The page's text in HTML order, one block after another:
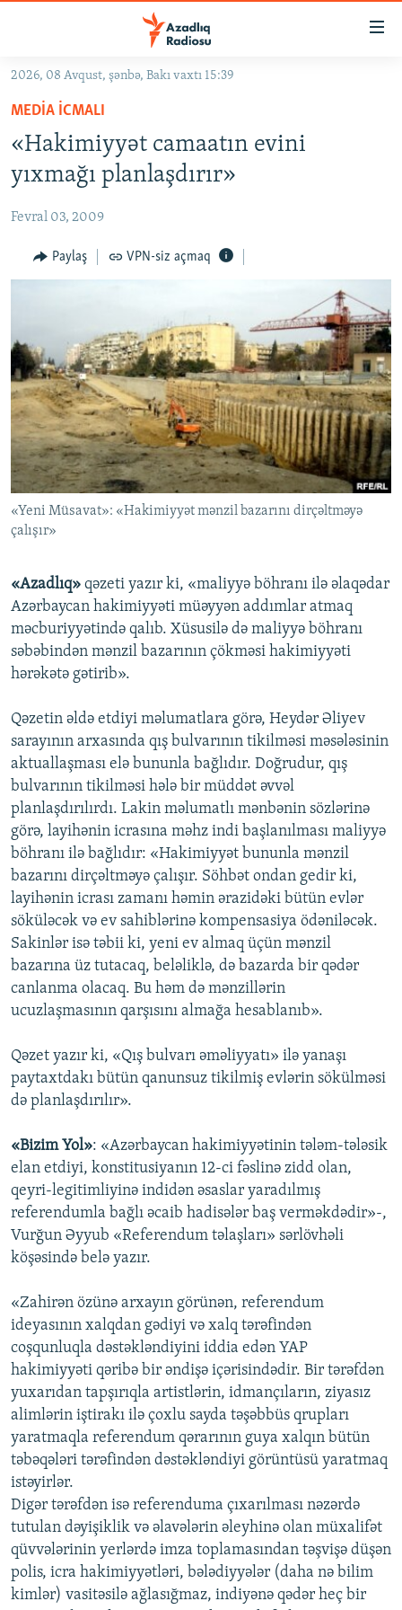
Əsas
qayıt
Əsas
naviqasiyaya
qayıt
Axtarışa
GÜNDƏM
#İZAHLA
KORRUPSIOMETR
#ƏSLINDƏ
FƏRQƏ BAX
QANUNI DOĞRU
VIDEO
FOTOQALEREYA
İNFOQRAFIKA
KARIKATURA
RADIO ARXIV
OXU ZALI
AZƏRBAYCAN ƏDƏBIYYATI KITABXANASI
İSLAM VƏ DEMOKRATIYA
İZ - MƏDƏNIYYƏT PROQRAMI
HAQQIMIZDA
MISSIYAMIZ
PEŞƏ ETIKASI VƏ JURNALISTIKA STANDARTLARIMIZ
MATERIALLARIMIZDAN ISTIFADƏ
AZADLIQRADIOSU MOBIL TELEFONUNUZDA
XƏBƏR BÜLLETENLƏRIMIZ
BIZI IZLƏ
RFE/RL-in bütün saytları
2026, 08 Avqust, şənbə, Bakı vaxtı 15:39
MEDIA ICMALI
«Hakimiyyət camaatın evini
yıxmağı planlaşdırır»
Fevral 03, 2009
Paylaş VPN-siz açmaq
«Yeni Müsavat»: «Hakimiyyət mənzil bazarını dirçəltməyə
çalışır»
«Azadlıq» qəzeti yazır ki, «maliyyə böhranı ilə əlaqədar
Azərbaycan hakimiyyəti müəyyən addımlar atmaq
məcburiyyətində qalıb. Xüsusilə də maliyyə böhranı
səbəbindən mənzil bazarının çökməsi hakimiyyəti
hərəkətə gətirib».
Qəzetin əldə etdiyi məlumatlara görə, Heydər Əliyev
sarayının arxasında qış bulvarının tikilməsi məsələsinin
aktuallaşması elə bununla bağlıdır. Doğrudur, qış
bulvarının tikilməsi hələ bir müddət əvvəl
planlaşdırılırdı. Lakin məlumatlı mənbənin sözlərinə
görə, layihənin icrasına məhz indi başlanılması maliyyə
böhranı ilə bağlıdır: «Hakimiyyət bununla mənzil
bazarını dirçəltməyə çalışır. Söhbət ondan gedir ki,
layihənin icrası zamanı həmin ərazidəki bütün evlər
söküləcək və ev sahiblərinə kompensasiya ödəniləcək.
Sakinlər isə təbii ki, yeni ev almaq üçün mənzil
bazarına üz tutacaq, beləliklə, də bazarda bir qədər
canlanma olacaq. Bu həm də mənzillərin
ucuzlaşmasının qarşısını almağa hesablanıb».
Qəzet yazır ki, «Qış bulvarı əməliyyatı» ilə yanaşı
paytaxtdakı bütün qanunsuz tikilmiş evlərin sökülməsi
də planlaşdırılır».
«Bizim Yol»: «Azərbaycan hakimiyyətinin tələm-tələsik
elan etdiyi, konstitusiyanın 12-ci fəslinə zidd olan,
qeyri-legitimliyinə indidən əsaslar yaradılmış
referendumla bağlı əcaib hadisələr baş verməkdədir»-,
Vurğun Əyyub «Referendum təlaşları» sərlövhəli
köşəsində belə yazır.
«Zahirən özünə arxayın görünən, referendum
ideyasının xalqdan gədiyi və xalq tərəfindən
coşqunluqla dəstəkləndiyini iddia edən YAP
hakimiyyəti qəribə bir əndişə içərisindədir. Bir tərəfdən
yuxarıdan tapşırıqla artistlərin, idmançıların, ziyasız
alimlərin iştirakı ilə çoxlu sayda təşəbbüs qrupları
yaratmaqla referendum qərarının guya xalqın bütün
təbəqələri tərəfindən dəstəkləndiyi görüntüsü yaratmaq
istəyirlər.
Digər tərəfdən isə referenduma çıxarılması nəzərdə
tutulan dəyişiklik və əlavələrin əleyhinə olan müxalifət
qüvvələrinin yerlərdə imza toplamasından təşvişə düşən
polis, icra hakimiyyətləri, bələdiyyələr (daha nə bilim
kimlər) vasitəsilə ağlasığmaz, indiyənə qədər heç bir